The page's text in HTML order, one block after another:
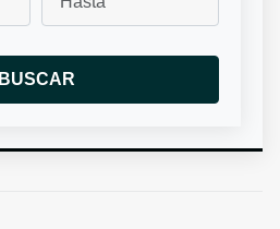
BUSCAR